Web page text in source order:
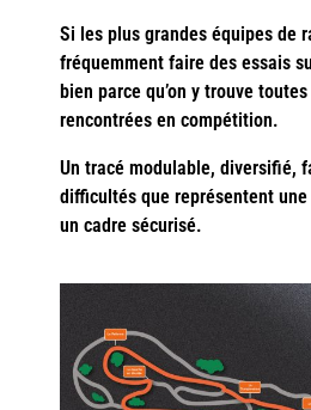
Si les plus grandes équipes de
fréquemment faire des essais
bien parce qu’on y trouve
rencontrées en compétition.
Un tracé modulable, diversifié,
difficultés que représentent
un cadre sécurisé.